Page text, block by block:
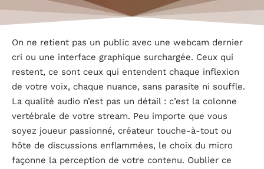
On ne retient pas un public avec une webcam dernier
cri ou une interface graphique surchargée. Ceux qui
restent, ce sont ceux qui entendent chaque inflexion
de votre voix, chaque nuance, sans parasite ni souffle.
La qualité audio n’est pas un détail : c’est la colonne
vertébrale de votre stream. Peu importe que vous
soyez joueur passionné, créateur touche-à-tout ou
hôte de discussions enflammées, le choix du micro
façonne la perception de votre contenu. Oublier ce